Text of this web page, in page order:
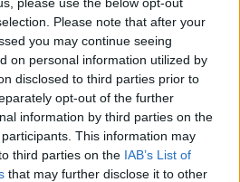
Please note that after your
you may continue seeing
on personal information utilized by
disclosed to third parties prior to
opt-out of the further
information by third parties on the
participants. This information may
third parties on the IAB’s List of
that may further disclose it to other
980 haláleset
napi halálozási
adatok rendszeres közlésének
a SARS-CoV-2 nevű vírus
két kontinentális góca,
által jelentett eddigi